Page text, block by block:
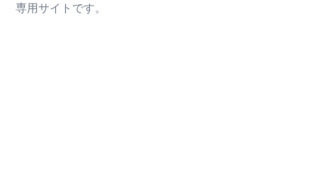
専用サイトです。